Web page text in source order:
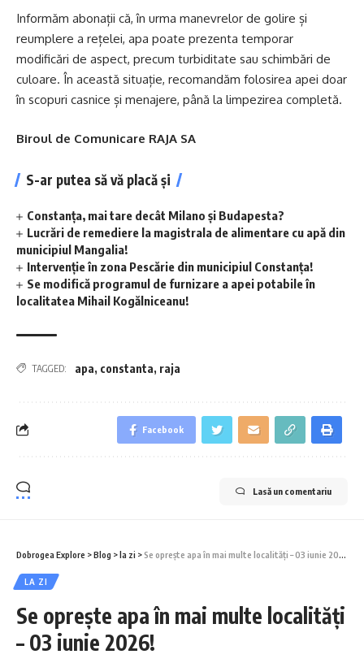
Informăm abonații că, în urma manevrelor de golire și
reumplere a rețelei, apa poate prezenta temporar
modificări de aspect, precum turbiditate sau schimbări de
culoare. În această situație, recomandăm folosirea apei doar
în scopuri casnice și menajere, până la limpezirea completă.
Biroul de Comunicare RAJA SA
S-ar putea să vă placă și
Constanța, mai tare decât Milano și Budapesta?
Lucrări de remediere la magistrala de alimentare cu apă din
municipiul Mangalia!
Intervenție în zona Pescărie din municipiul Constanța!
Se modifică programul de furnizare a apei potabile în
localitatea Mihail Kogălniceanu!
TAGGED: apa, constanta, raja
Facebook
Lasă un comentariu
Dobrogea Explore >Blog >la zi >Se oprește apa în mai multe localități – 03 iunie 2026!
LA ZI
Se oprește apa în mai multe localități
– 03 iunie 2026!